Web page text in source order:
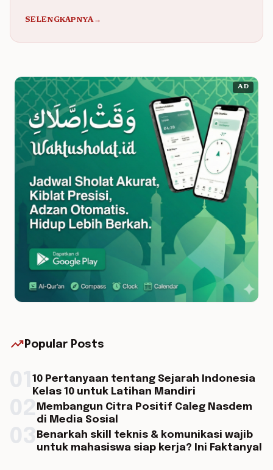
SELENGKAPNYA→
AD
trending_up Popular Posts
10 Pertanyaan tentang Sejarah Indonesia
Kelas 10 untuk Latihan Mandiri
Membangun Citra Positif Caleg Nasdem
di Media Sosial
Benarkah skill teknis & komunikasi wajib
untuk mahasiswa siap kerja? Ini Faktanya!